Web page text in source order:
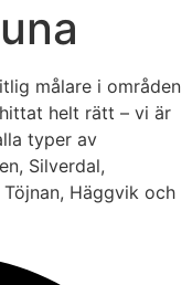
målare i områden
helt rätt – vi är
typer av
Silverdal,
Häggvik och